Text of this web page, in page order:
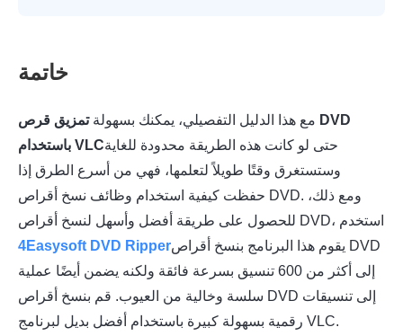
خاتمة
مع هذا الدليل التفصيلي، يمكنك بسهولةتمزيق قرص DVD
باستخدام VLCحتى لو كانت هذه الطريقة محدودة للغاية
وستستغرق وقتًا طويلاً لتعلمها، فهي من أسرع الطرق إذا
حفظت كيفية استخدام وظائف نسخ أقراص DVD. ومع ذلك،
للحصول على طريقة أفضل وأسهل لنسخ أقراص DVD، استخدم
4Easysoft DVD Ripperيقوم هذا البرنامج بنسخ أقراص DVD
إلى أكثر من 600 تنسيق بسرعة فائقة ولكنه يضمن أيضًا عملية
سلسة وخالية من العيوب. قم بنسخ أقراص DVD إلى تنسيقات
رقمية بسهولة كبيرة باستخدام أفضل بديل لبرنامج VLC.